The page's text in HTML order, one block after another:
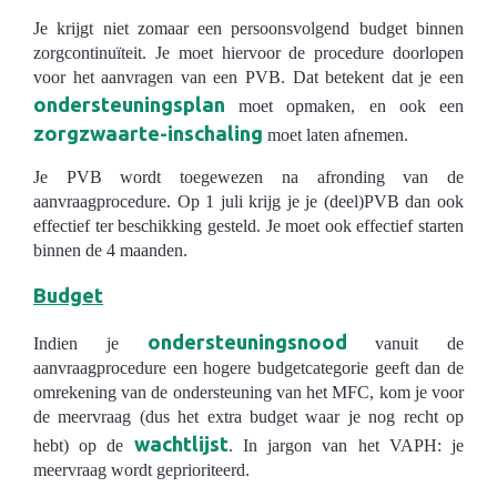
Je krijgt niet zomaar een persoonsvolgend budget binnen
zorgcontinuïteit. Je moet hiervoor de procedure doorlopen
voor het aanvragen van een PVB. Dat betekent dat je een
ondersteuningsplan moet opmaken, en ook een
zorgzwaarte-inschaling moet laten afnemen.
Je PVB wordt toegewezen na afronding van de
aanvraagprocedure. Op 1 juli krijg je je (deel)PVB dan ook
effectief ter beschikking gesteld. Je moet ook effectief starten
binnen de 4 maanden.
Budget
Indien je ondersteuningsnood
vanuit de
aanvraagprocedure een hogere budgetcategorie geeft dan de
omrekening van de ondersteuning van het MFC, kom je voor
de meervraag (dus het extra budget waar je nog recht op
hebt) op de wachtlijst. In jargon van het VAPH: je
meervraag wordt geprioriteerd.